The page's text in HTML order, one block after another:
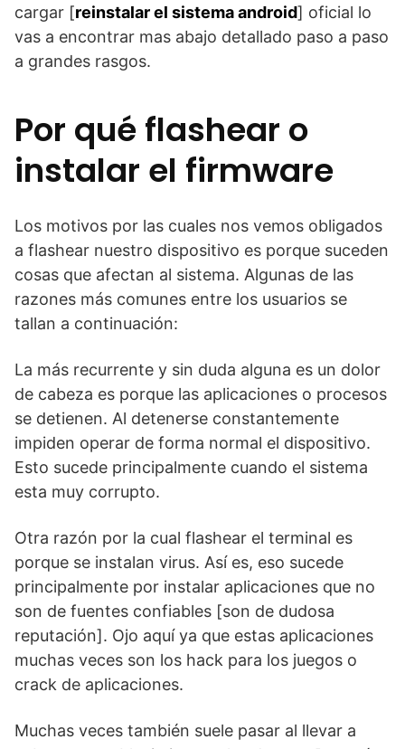
cargar [reinstalar el sistema android] oficial lo
vas a encontrar mas abajo detallado paso a paso
a grandes rasgos.
Por qué flashear o
instalar el firmware
Los motivos por las cuales nos vemos obligados
a flashear nuestro dispositivo es porque suceden
cosas que afectan al sistema. Algunas de las
razones más comunes entre los usuarios se
tallan a continuación:
La más recurrente y sin duda alguna es un dolor
de cabeza es porque las aplicaciones o procesos
se detienen. Al detenerse constantemente
impiden operar de forma normal el dispositivo.
Esto sucede principalmente cuando el sistema
esta muy corrupto.
Otra razón por la cual flashear el terminal es
porque se instalan virus. Así es, eso sucede
principalmente por instalar aplicaciones que no
son de fuentes confiables [son de dudosa
reputación]. Ojo aquí ya que estas aplicaciones
muchas veces son los hack para los juegos o
crack de aplicaciones.
Muchas veces también suele pasar al llevar a